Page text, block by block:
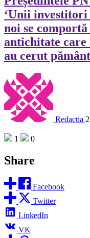
‘Unii investitori
noi se
antichitate care
au cerut
Redactia
1 0
Share
Facebook
Twitter
LinkedIn
VK